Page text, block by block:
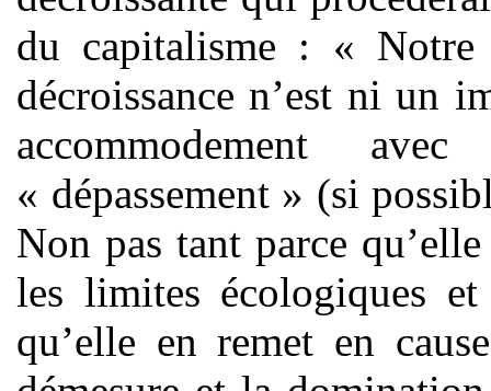
du capitalisme : «
décroissance n’est ni un
accommodement
« dépassement » (si
Non pas tant parce
les limites écologiques
qu’elle en remet en